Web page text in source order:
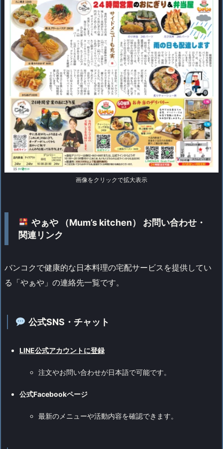
画像をクリックで拡大表示
やぁや （Mum’s kitchen） お問い合わせ・
関連リンク
バンコクで健康的な日本料理の宅配サービスを提供してい
る「やぁや」の連絡先一覧です。
公式SNS・チャット
LINE公式アカウントに登録
注文やお問い合わせが日本語で可能です。
公式Facebookページ
最新のメニューや活動内容を確認できます。